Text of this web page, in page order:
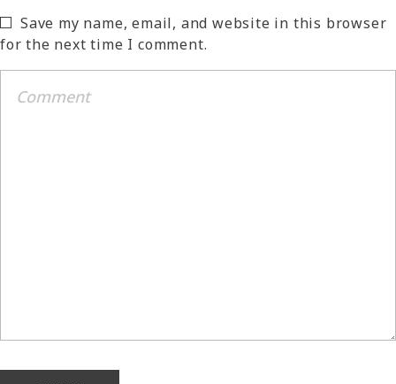
Save my name, email, and website in this browser
for the next time I comment.